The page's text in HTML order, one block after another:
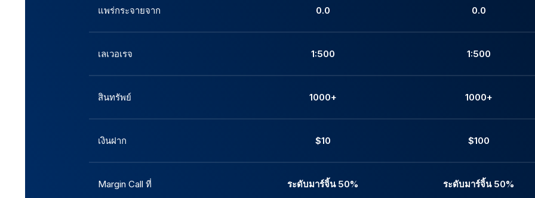
แพร่กระจายจาก 0.0 0.0
เลเวอเรจ 1:500 1:500
สินทรัพย์ 1000+ 1000+
เงินฝาก $10 $100
Margin Call ที่ ระดับมาร์จิ้น 50% ระดับมาร์จิ้น 50%